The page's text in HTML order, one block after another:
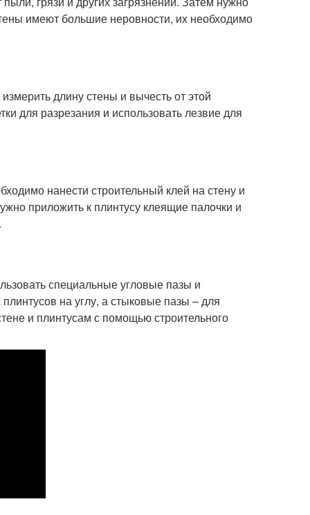
имеют большие неровности, их необходимо
длину стены и вычесть от этой
для разрезания и использовать лезвие для
нанести строительный клей на стену и
приложить к плинтусу клеящие палочки и
специальные угловые пазы и
на углу, а стыковые пазы – для
и плинтусам с помощью строительного